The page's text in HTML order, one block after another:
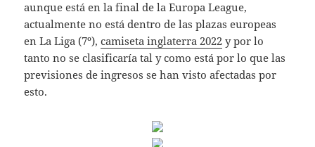
aunque está en la final de la Europa League,
actualmente no está dentro de las plazas europeas
en La Liga (7º),camiseta inglaterra 2022 y por lo
tanto no se clasificaría tal y como está por lo que las
previsiones de ingresos se han visto afectadas por
esto.